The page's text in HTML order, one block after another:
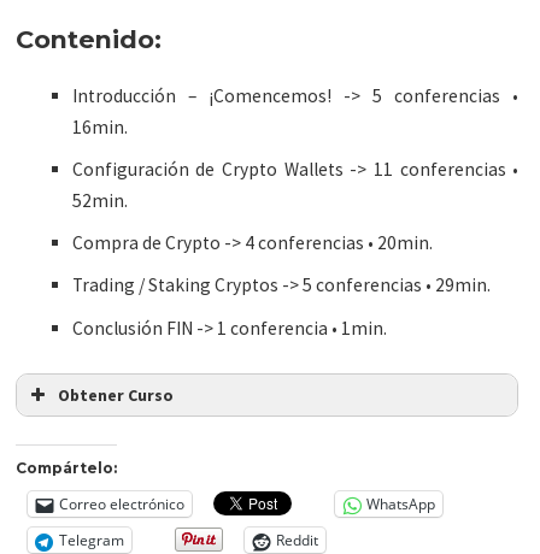
Contenido:
Introducción – ¡Comencemos! -> 5 conferencias •
16min.
Configuración de Crypto Wallets -> 11 conferencias •
52min.
Compra de Crypto -> 4 conferencias • 20min.
Trading / Staking Cryptos -> 5 conferencias • 29min.
Conclusión FIN -> 1 conferencia • 1min.
Obtener Curso
Compártelo:
Correo electrónico
WhatsApp
Telegram
Reddit